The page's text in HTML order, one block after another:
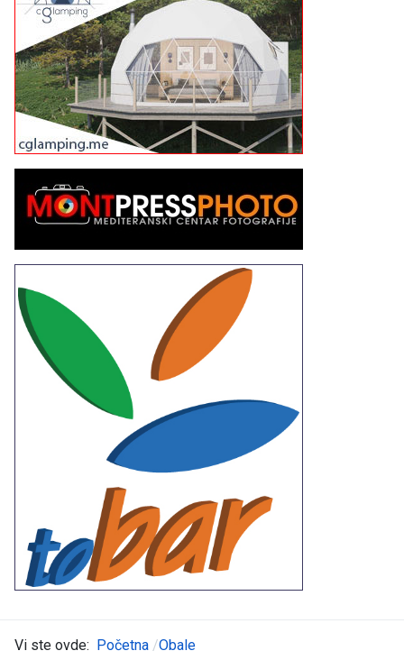
Vi ste ovde: Početna Obale